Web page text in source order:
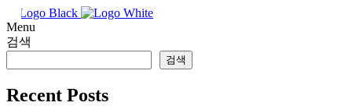
SERVICE
Menu
검색
검색
Recent Posts